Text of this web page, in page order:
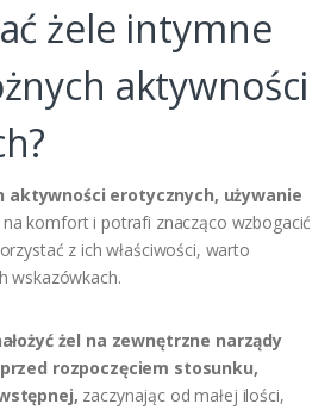
żele intymne
aktywności
aktywności erotycznych, używanie
na komfort i potrafi znacząco wzbogacić
z ich właściwości, warto
wskazówkach.
żel na zewnętrzne narządy
rozpoczęciem stosunku,
zaczynając od małej ilości,